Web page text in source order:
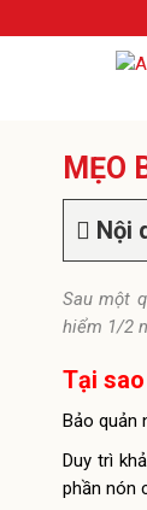
MẸO
Nội
Sau một
hiểm 1/2
Tại
Bảo quản
Duy trì
phần nón